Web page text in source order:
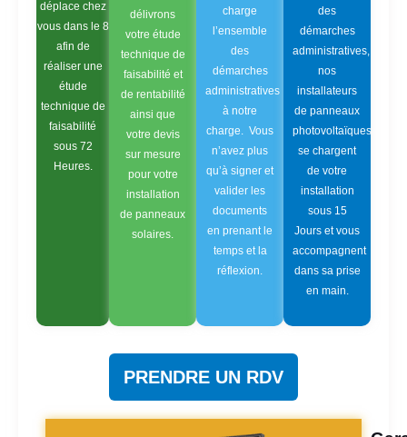
déplace chez
vous dans le 8
afin de
réaliser une
étude
technique de
faisabilité
sous 72
Heures.
délivrons
votre étude
technique de
faisabilité et
de rentabilité
ainsi que
votre devis
sur mesure
pour votre
installation
de panneaux
solaires.
charge
l’ensemble
des
démarches
administratives
à notre
charge. Vous
n’avez plus
qu’à signer et
valider les
documents
en prenant le
temps et la
réflexion.
des
démarches
administratives,
nos
installateurs
de panneaux
photovoltaïques
se chargent
de votre
installation
sous 15
Jours et vous
accompagnent
dans sa prise
en main.
PRENDRE UN RDV